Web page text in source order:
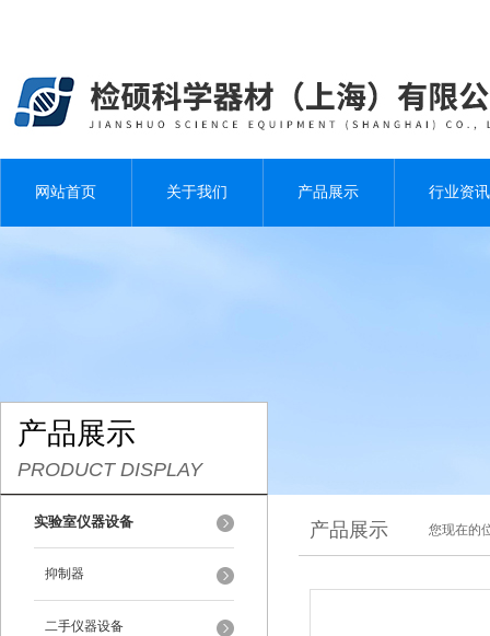
网站首页 关于我们 产品展示 行业资讯
产品展示
PRODUCT DISPLAY
实验室仪器设备
抑制器
二手仪器设备
产品展示 您现在的